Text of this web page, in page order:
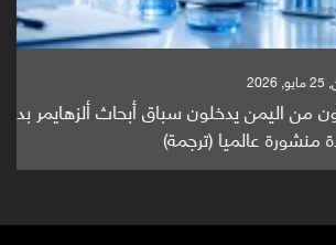
سباق أبحاث ألزهايمر بدراسة
(ترجمة)